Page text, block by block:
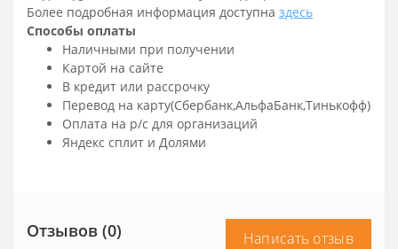
Более подробная информация доступна здесь
Способы оплаты
Наличными при получении
Картой на сайте
В кредит или рассрочку
Перевод на карту(Сбербанк,АльфаБанк,Тинькофф)
Оплата на р/c для организаций
Яндекс сплит и Долями
Отзывов (0) Написать отзыв